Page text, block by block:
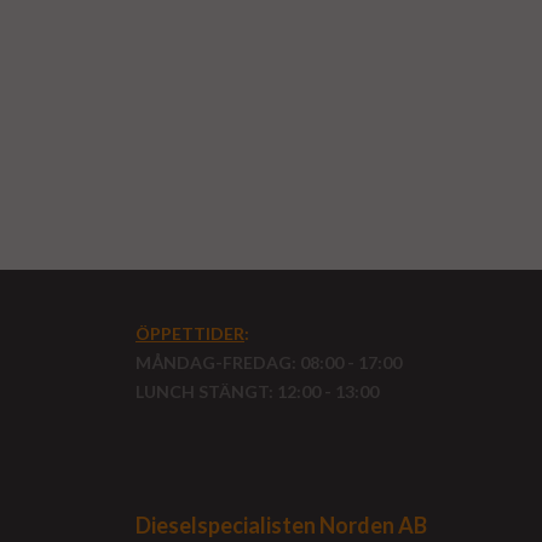
ÖPPETTIDER:
MÅNDAG-FREDAG: 08:00 - 17:00
LUNCH STÄNGT: 12:00 - 13:00
Dieselspecialisten Norden AB